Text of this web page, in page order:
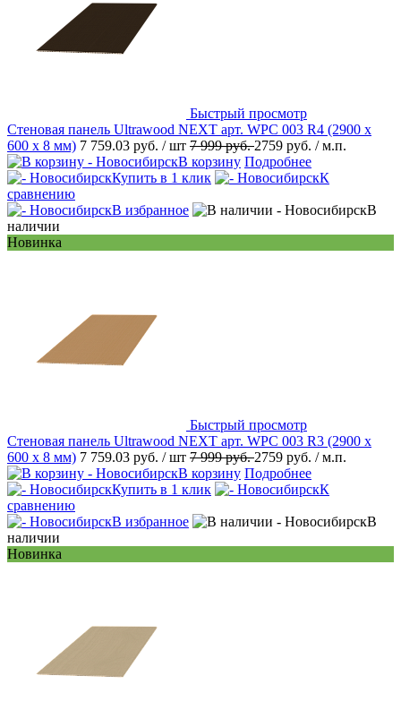
Быстрый просмотр
Стеновая панель Ultrawood NEXT арт. WPC 003 R4 (2900 х
600 х 8 мм) 7 759.03 руб. / шт 7 999 руб.2759 руб. / м.п.
В корзину Подробнее
Купить в 1 клик
К
сравнению
В избранное
В
наличии
Новинка
Быстрый просмотр
Стеновая панель Ultrawood NEXT арт. WPC 003 R3 (2900 х
600 х 8 мм) 7 759.03 руб. / шт 7 999 руб.2759 руб. / м.п.
В корзину Подробнее
Купить в 1 клик
К
сравнению
В избранное
В
наличии
Новинка